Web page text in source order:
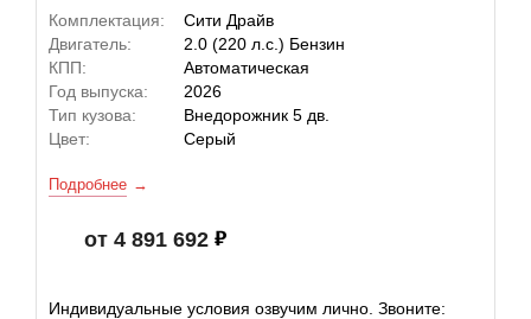
Комплектация:
Сити Драйв
Двигатель:
2.0 (220 л.с.) Бензин
КПП:
Автоматическая
Год выпуска:
2026
Тип кузова:
Внедорожник 5 дв.
Цвет:
Серый
Подробнее
от 4 891 692
Индивидуальные условия озвучим лично. Звоните: